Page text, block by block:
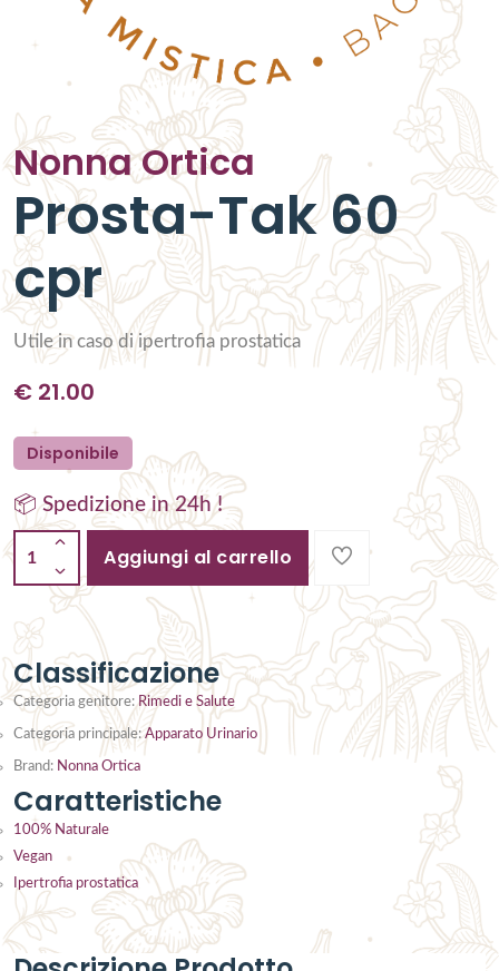
Nonna Ortica
Prosta-Tak 60
cpr
Utile in caso di ipertrofia prostatica
€ 21.00
Disponibile
📦 Spedizione in 24h !
1 Aggiungi al carrello
Classificazione
Categoria genitore: Rimedi e Salute
Categoria principale:Apparato Urinario
Brand: Nonna Ortica
Caratteristiche
100% Naturale
Vegan
Ipertrofia prostatica